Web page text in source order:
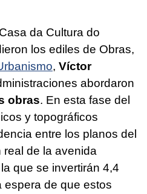
da Cultura do
los ediles de Obras,
, Víctor
abordaron
obras. En esta fase del
y topográficos
entre los planos del
de la avenida
que se invertirán 4,4
espera de que estos